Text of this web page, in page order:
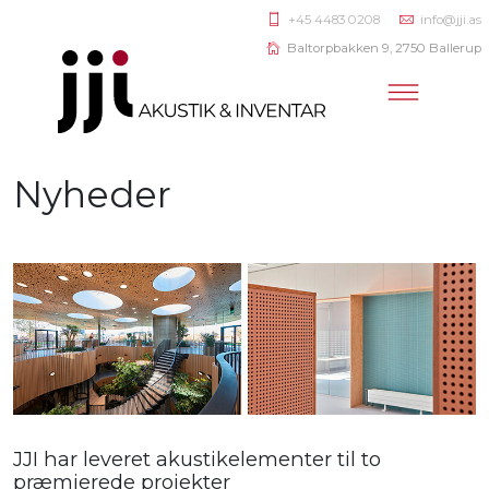
+45 4483 0208
info@jji.as
Baltorpbakken 9, 2750 Ballerup
Nyheder
JJI har leveret akustikelementer til to
præmierede projekter